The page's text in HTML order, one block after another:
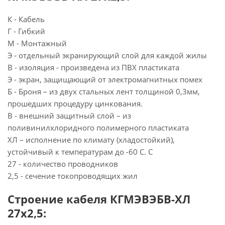
К - Кабель
Г - Гибкий
М - Монтажный
Э - отдельный экранирующий слой для каждой жилы
В - изоляция - произведена из ПВХ пластиката
Э - экран, защищающий от электромагнитных помех
Б - Броня – из двух стальных лент толщиной 0,3мм,
прошедших процедуру цинкования.
В - внешний защитный слой – из
поливинилхлоридного полимерного пластиката
ХЛ – исполнение по климату (хладостойкий),
устойчивый к температурам до -60 С. С
27 - количество проводников
2,5 - сечение токопроводящих жил
Строение кабеля КГМЭВЭБВ-ХЛ
27х2,5: